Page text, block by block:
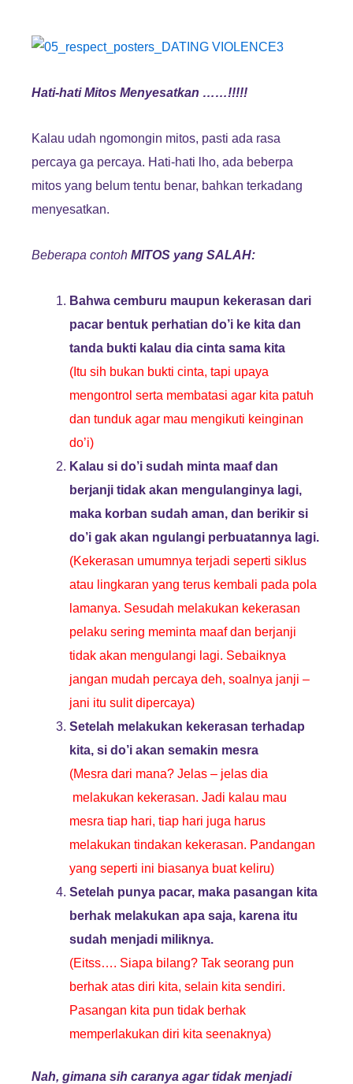
Hati-hati Mitos Menyesatkan ……!!!!!
Kalau udah ngomongin mitos, pasti ada rasa
percaya ga percaya. Hati-hati lho, ada beberpa
mitos yang belum tentu benar, bahkan terkadang
menyesatkan.
Beberapa contoh MITOS yang SALAH:
Bahwa cemburu maupun kekerasan dari
pacar bentuk perhatian do’i ke kita dan
tanda bukti kalau dia cinta sama kita
(Itu sih bukan bukti cinta, tapi upaya
mengontrol serta membatasi agar kita patuh
dan tunduk agar mau mengikuti keinginan
do’i)
Kalau si do’i sudah minta maaf dan
berjanji tidak akan mengulanginya lagi,
maka korban sudah aman, dan berikir si
do’i gak akan ngulangi perbuatannya lagi.
(Kekerasan umumnya terjadi seperti siklus
atau lingkaran yang terus kembali pada pola
lamanya. Sesudah melakukan kekerasan
pelaku sering meminta maaf dan berjanji
tidak akan mengulangi lagi. Sebaiknya
jangan mudah percaya deh, soalnya janji –
jani itu sulit dipercaya)
Setelah melakukan kekerasan terhadap
kita, si do’i akan semakin mesra
(Mesra dari mana? Jelas – jelas dia
melakukan kekerasan. Jadi kalau mau
mesra tiap hari, tiap hari juga harus
melakukan tindakan kekerasan. Pandangan
yang seperti ini biasanya buat keliru)
Setelah punya pacar, maka pasangan kita
berhak melakukan apa saja, karena itu
sudah menjadi miliknya.
(Eitss…. Siapa bilang? Tak seorang pun
berhak atas diri kita, selain kita sendiri.
Pasangan kita pun tidak berhak
memperlakukan diri kita seenaknya)
Nah, gimana sih caranya agar tidak menjadi